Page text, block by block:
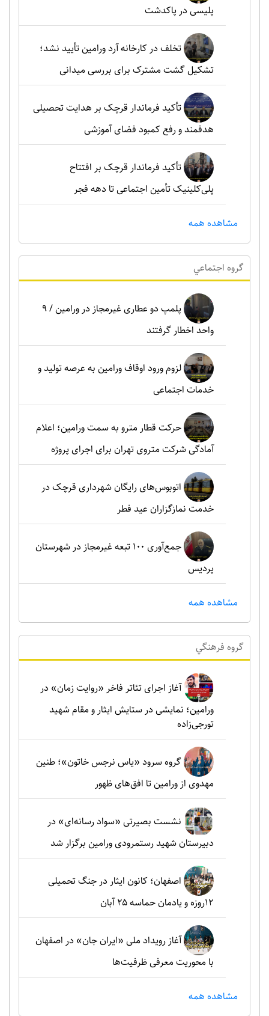
پلیسی در پاکدشت
تخلف در کارخانه آرد ورامین تأیید نشد؛
تشکیل گشت مشترک برای بررسی میدانی
تأکید فرماندار قرچک بر هدایت تحصیلی
هدفمند و رفع کمبود فضای آموزشی
تأکید فرماندار قرچک بر افتتاح
پلی‌کلینیک تأمین اجتماعی تا دهه فجر
مشاهده همه
گروه اجتماعي
پلمپ دو عطاری غیرمجاز در ورامین / ۹
واحد اخطار گرفتند
لزوم ورود اوقاف ورامین به عرصه تولید و
خدمات اجتماعی
حرکت قطار مترو به سمت ورامین؛ اعلام
آمادگی شرکت متروی تهران برای اجرای پروژه
اتوبوس‌های رایگان شهرداری قرچک در
خدمت نمازگزاران عید فطر
جمع‌آوری ۱۰۰ تبعه غیرمجاز در شهرستان
پردیس
مشاهده همه
گروه فرهنگي
آغاز اجرای تئاتر فاخر «روایت زمان» در
ورامین؛ نمایشی در ستایش ایثار و مقام شهید
تورجی‌زاده
گروه سرود «یاس نرجس خاتون»؛ طنین
مهدوی از ورامین تا افق‌های ظهور
نشست بصیرتی «سواد رسانه‌ای» در
دبیرستان شهید رستمرودی ورامین برگزار شد
اصفهان؛ کانون ایثار در جنگ تحمیلی
۱۲روزه و یادمان حماسه ۲۵ آبان
آغاز رویداد ملی «ایران جان» در اصفهان
با محوریت معرفی ظرفیت‌ها
مشاهده همه